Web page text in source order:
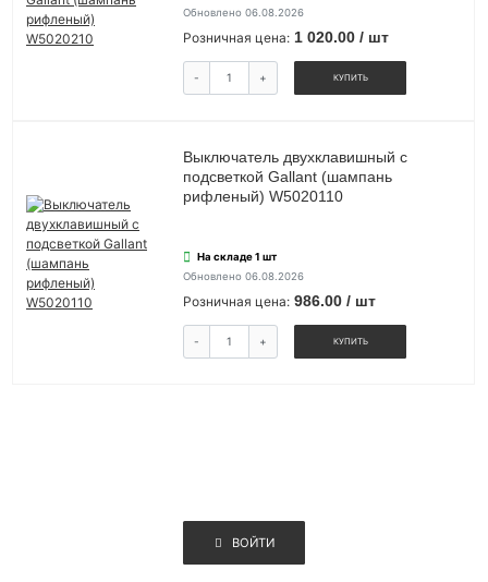
Обновлено 06.08.2026
Розничная цена: 1 020.00 / шт
- + КУПИТЬ
Выключатель двухклавишный с
подсветкой Gallant (шампань
рифленый) W5020110
На складе 1 шт
Обновлено 06.08.2026
Розничная цена: 986.00 / шт
- + КУПИТЬ
ВОЙТИ